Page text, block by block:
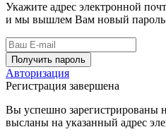
Укажите адрес электронной
и мы вышлем Вам новый пароль
Получить пароль
Авторизация
Регистрация завершена
Вы успешно зарегистрированы
высланы на указанный адрес